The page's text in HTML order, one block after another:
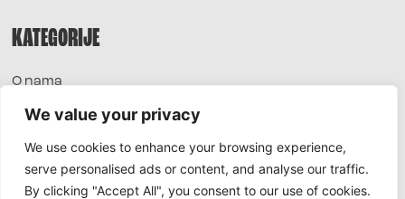
We value your privacy
We use cookies to enhance your browsing experience,
serve personalised ads or content, and analyse our traffic.
By clicking "Accept All", you consent to our use of cookies.
KATEGORIJE
O nama
Extra
Foto
Moda
TV